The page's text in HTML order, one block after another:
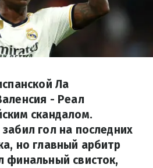
Ла
- Реал
скандалом.
гол на последних
но главный арбитр
финальный свисток,